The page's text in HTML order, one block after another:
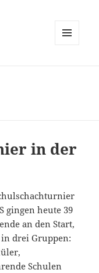
in der
gingen heute 39
an den Start,
drei Gruppen:
Schulen